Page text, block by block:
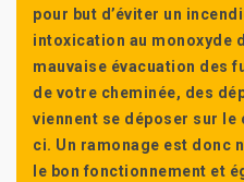
pour but d’éviter un
intoxication au monoxyde
mauvaise évacuation des
de votre cheminée, des
viennent se déposer sur
ci. Un ramonage est donc
le bon fonctionnement et